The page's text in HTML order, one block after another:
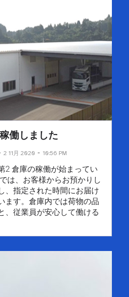
働しました
2 11月 2020 - 10:56 PM
2 倉庫の稼働が始まってい
は、お客様からお預かりし
、指定された時間にお届け
ます。倉庫内では荷物の品
、従業員が安⼼して働ける